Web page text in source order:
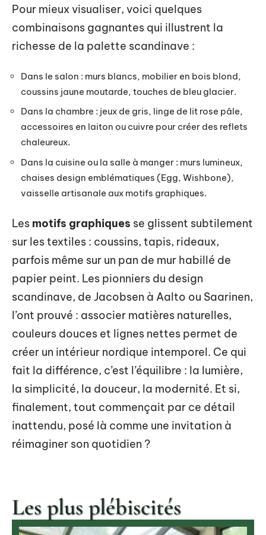
Pour mieux visualiser, voici quelques
combinaisons gagnantes qui illustrent la
richesse de la palette scandinave :
Dans le salon : murs blancs, mobilier en bois blond,
coussins jaune moutarde, touches de bleu glacier.
Dans la chambre : jeux de gris, linge de lit rose pâle,
accessoires en laiton ou cuivre pour créer des reflets
chaleureux.
Dans la cuisine ou la salle à manger : murs lumineux,
chaises design emblématiques (Egg, Wishbone),
vaisselle artisanale aux motifs graphiques.
Les motifs graphiques se glissent subtilement
sur les textiles : coussins, tapis, rideaux,
parfois même sur un pan de mur habillé de
papier peint. Les pionniers du design
scandinave, de Jacobsen à Aalto ou Saarinen,
l’ont prouvé : associer matières naturelles,
couleurs douces et lignes nettes permet de
créer un intérieur nordique intemporel. Ce qui
fait la différence, c’est l’équilibre : la lumière,
la simplicité, la douceur, la modernité. Et si,
finalement, tout commençait par ce détail
inattendu, posé là comme une invitation à
réimaginer son quotidien ?
Les plus plébiscités